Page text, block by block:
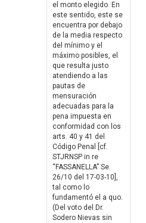
el monto elegido. En
este sentido, este se
encuentra por debajo
de la media respecto
del mínimo y el
máximo posibles, el
que resulta justo
atendiendo a las
pautas de
mensuración
adecuadas para la
pena impuesta en
conformidad con los
arts. 40 y 41 del
Código Penal [cf.
STJRNSP in re
“FASSANELLA” Se.
26/10 del 17-03-10],
tal como lo
fundamentó el a quo.
(Del voto del Dr.
Sodero Nievas sin